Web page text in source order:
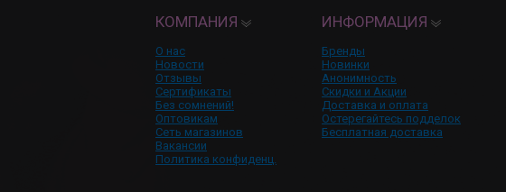
КОМПАНИЯ
О нас
Новости
Отзывы
Сертификаты
Без сомнений!
Оптовикам
Сеть магазинов
Вакансии
Политика конфиденц.
ИНФОРМАЦИЯ
Бренды
Новинки
Анонимность
Скидки и Акции
Доставка и оплата
Остерегайтесь подделок
Бесплатная доставка